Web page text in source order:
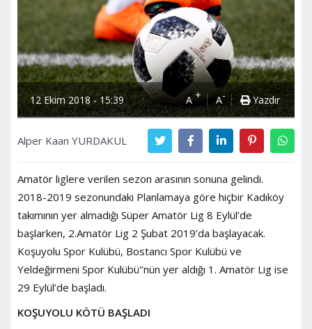
12 Ekim 2018 - 15:39 A+ A- Yazdır
Alper Kaan YURDAKUL
Amatör liglere verilen sezon arasının sonuna gelindi.
2018-2019 sezonundaki Planlamaya göre hiçbir Kadıköy
takımının yer almadığı Süper Amatör Lig 8 Eylül’de
başlarken, 2.Amatör Lig 2 Şubat 2019’da başlayacak.
Koşuyolu Spor Kulübü, Bostancı Spor Kulübü ve
Yeldeğirmeni Spor Kulübü'’nün yer aldığı 1. Amatör Lig ise
29 Eylül’de başladı.
KOŞUYOLU KÖTÜ BAŞLADI